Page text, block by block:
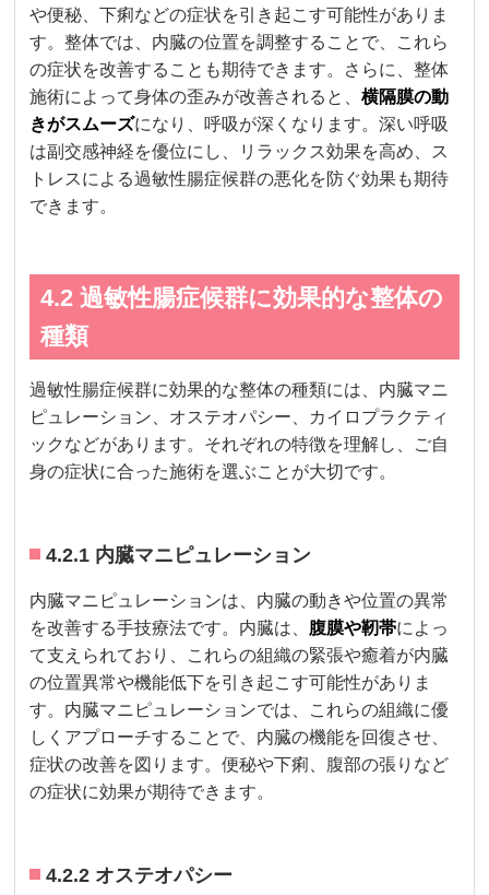
や便秘、下痢などの症状を引き起こす可能性がありま
す。整体では、内臓の位置を調整することで、これら
の症状を改善することも期待できます。さらに、整体
施術によって身体の歪みが改善されると、横隔膜の動
きがスムーズになり、呼吸が深くなります。深い呼吸
は副交感神経を優位にし、リラックス効果を高め、ス
トレスによる過敏性腸症候群の悪化を防ぐ効果も期待
できます。
4.2 過敏性腸症候群に効果的な整体の
種類
過敏性腸症候群に効果的な整体の種類には、内臓マニ
ピュレーション、オステオパシー、カイロプラクティ
ックなどがあります。それぞれの特徴を理解し、ご自
身の症状に合った施術を選ぶことが大切です。
4.2.1 内臓マニピュレーション
内臓マニピュレーションは、内臓の動きや位置の異常
を改善する手技療法です。内臓は、 腹膜や靭帯によっ
て支えられており、これらの組織の緊張や癒着が内臓
の位置異常や機能低下を引き起こす可能性がありま
す。内臓マニピュレーションでは、これらの組織に優
しくアプローチすることで、内臓の機能を回復させ、
症状の改善を図ります。便秘や下痢、腹部の張りなど
の症状に効果が期待できます。
4.2.2 オステオパシー